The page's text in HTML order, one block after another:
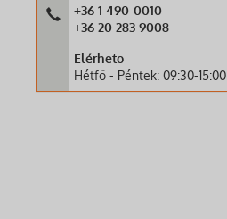
+36 1 490-0010
+36 20 283 9008
Elérhető
Hétfő - Péntek: 09:30-15:00